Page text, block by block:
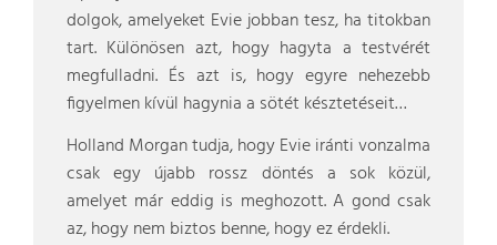
dolgok, amelyeket Evie jobban tesz, ha titokban
tart. Különösen azt, hogy hagyta a testvérét
megfulladni. És azt is, hogy egyre nehezebb
figyelmen kívül hagynia a sötét késztetéseit…
Holland Morgan tudja, hogy Evie iránti vonzalma
csak egy újabb rossz döntés a sok közül,
amelyet már eddig is meghozott. A gond csak
az, hogy nem biztos benne, hogy ez érdekli.